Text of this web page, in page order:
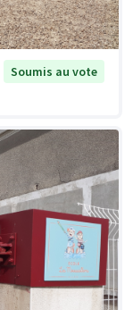
Soumis au vote